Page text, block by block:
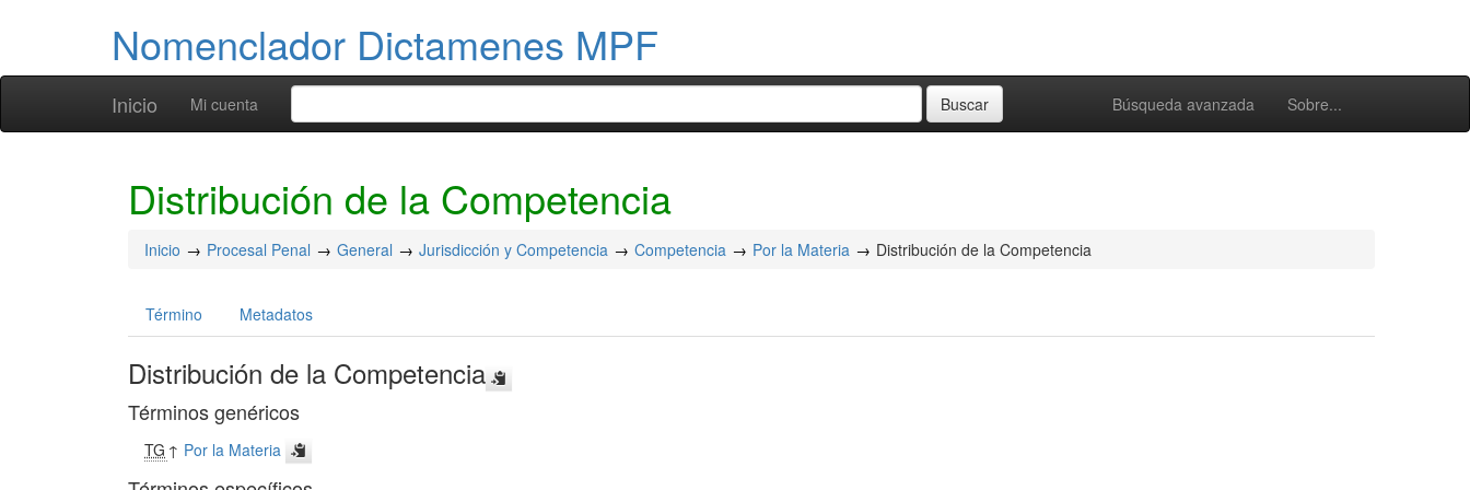
Nomenclador Dictamenes MPF
Inicio Búsqueda avanzada Sobre...
Mi cuenta
Distribución de la Competencia
Inicio Procesal Penal General Jurisdicción y Competencia Competencia Por la Materia Distribución de la Competencia
Término Metadatos
Distribución de la Competencia
Términos genéricos
TG ↑ Por la Materia